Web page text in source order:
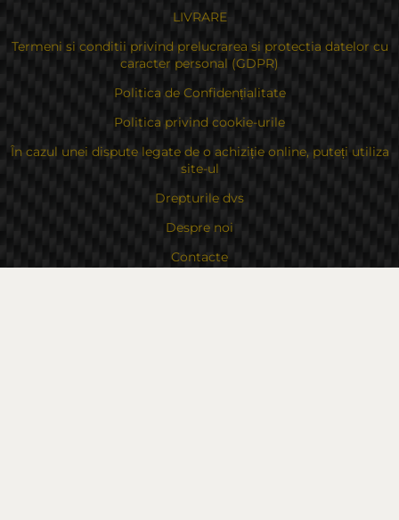
LIVRARE
Termeni si conditii privind prelucrarea si protectia datelor cu
caracter personal (GDPR)
Politica de Confidențialitate
Politica privind cookie-urile
În cazul unei dispute legate de o achiziție online, puteți utiliza
site-ul
Drepturile dvs
Despre noi
Contacte